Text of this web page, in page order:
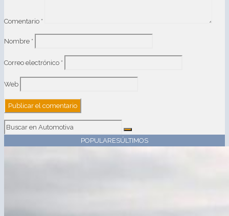
Comentario *
Nombre *
Correo electrónico *
Web
POPULARESÚLTIMOS